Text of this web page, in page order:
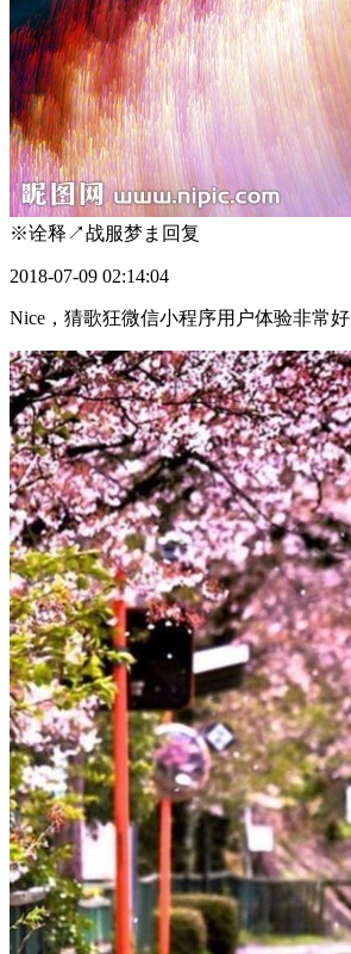
※诠释↗战服梦ま 回复
2018-07-09 02:14:04
Nice，猜歌狂微信小程序用户体验非常好